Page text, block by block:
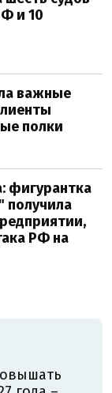
и 10
важные
полки
фигурантка
получила
РФ на